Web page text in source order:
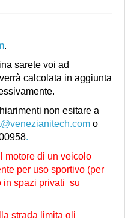
.
sarete voi ad
calcolata in aggiunta
non esitare a
o
.
motore di un veicolo
per uso sportivo (per
in spazi privati su
strada limita gli